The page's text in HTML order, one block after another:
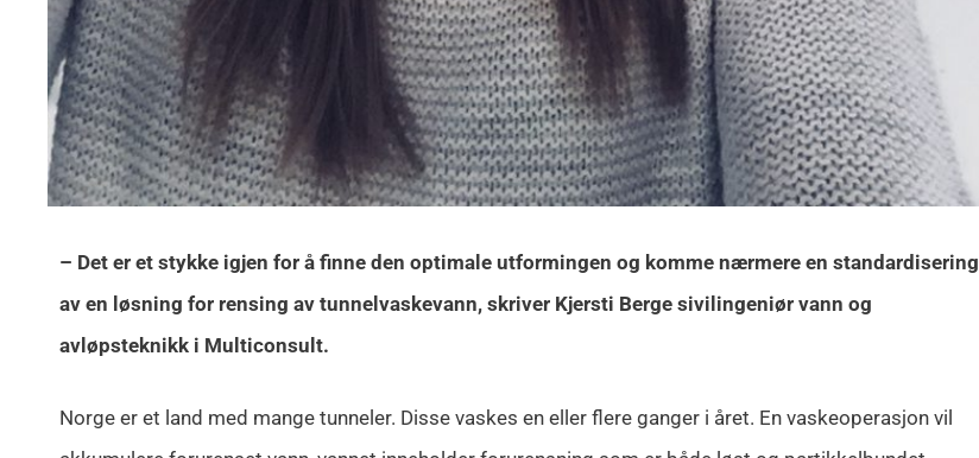
– Det er et stykke igjen for å finne den optimale utformingen og komme nærmere en standardisering
av en løsning for rensing av tunnelvaskevann, skriver Kjersti Berge sivilingeniør vann og
avløpsteknikk i Multiconsult.
Norge er et land med mange tunneler. Disse vaskes en eller flere ganger i året. En vaskeoperasjon vil